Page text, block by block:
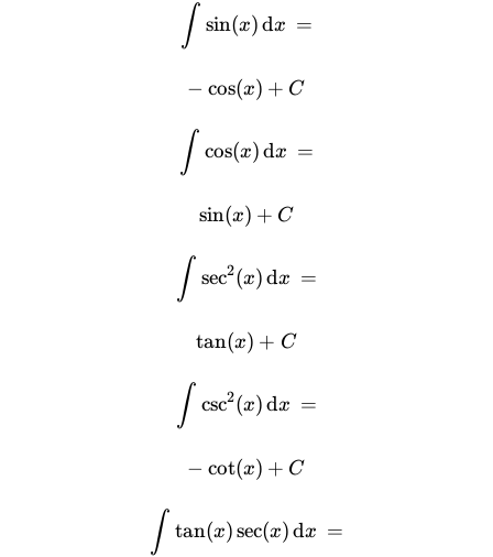
∫ sin(x)dx =
− cos(x) + C
∫ cos(x)dx =
sin(x) + C
∫ sec2(x)dx =
tan(x) + C
∫ csc2(x)dx =
− cot(x) + C
∫ tan(x)sec(x)dx =